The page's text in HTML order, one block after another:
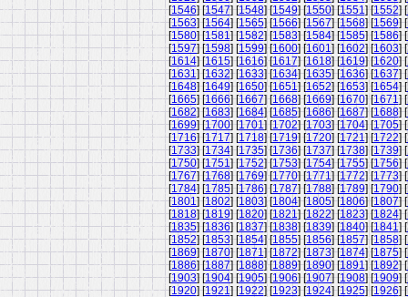
[1546] [1547] [1548] [1549] [1550] [1551] [1552] [
[1563] [1564] [1565] [1566] [1567] [1568] [1569] [
[1580] [1581] [1582] [1583] [1584] [1585] [1586] [
[1597] [1598] [1599] [1600] [1601] [1602] [1603] [
[1614] [1615] [1616] [1617] [1618] [1619] [1620] [
[1631] [1632] [1633] [1634] [1635] [1636] [1637] [
[1648] [1649] [1650] [1651] [1652] [1653] [1654] [
[1665] [1666] [1667] [1668] [1669] [1670] [1671] [
[1682] [1683] [1684] [1685] [1686] [1687] [1688] [
[1699] [1700] [1701] [1702] [1703] [1704] [1705] [
[1716] [1717] [1718] [1719] [1720] [1721] [1722] [
[1733] [1734] [1735] [1736] [1737] [1738] [1739] [
[1750] [1751] [1752] [1753] [1754] [1755] [1756] [
[1767] [1768] [1769] [1770] [1771] [1772] [1773] [
[1784] [1785] [1786] [1787] [1788] [1789] [1790] [
[1801] [1802] [1803] [1804] [1805] [1806] [1807] [
[1818] [1819] [1820] [1821] [1822] [1823] [1824] [
[1835] [1836] [1837] [1838] [1839] [1840] [1841] [
[1852] [1853] [1854] [1855] [1856] [1857] [1858] [
[1869] [1870] [1871] [1872] [1873] [1874] [1875] [
[1886] [1887] [1888] [1889] [1890] [1891] [1892] [
[1903] [1904] [1905] [1906] [1907] [1908] [1909] [
[1920] [1921] [1922] [1923] [1924] [1925] [1926] [